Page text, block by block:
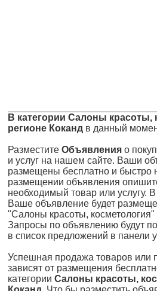
В категории Салоны красоты,
регионе Коканд в данный
Разместите Объявления о
и услуг на нашем сайте. Ваши
размещены бесплатно и быстро
размещении объявления
необходимый товар или услугу.
Ваше объявление будет
"Салоны красоты, косметология"
Запросы по объявлению будут
в список предложений в панели
Успешная продажа товаров или
зависят от размещения
категории Салоны красоты,